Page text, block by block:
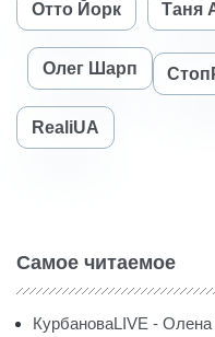
Отто Йорк Таня
Олег Шарп
RealiUA
Самое читаемое
КурбановаLIVE -